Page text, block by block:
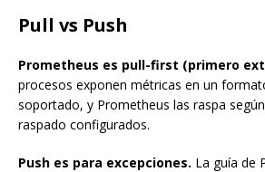
Pull vs Push
Prometheus es pull-first (primero
procesos exponen métricas en un
soportado, y Prometheus las raspa
raspado configurados.
Push es para excepciones. La guía de